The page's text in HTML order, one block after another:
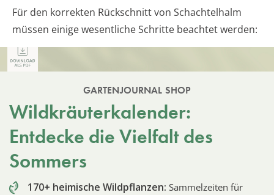
Für den korrekten Rückschnitt von Schachtelhalm
müssen einige wesentliche Schritte beachtet werden:
GARTENJOURNAL SHOP
Wildkräuterkalender:
Entdecke die Vielfalt des
Sommers
170+ heimische Wildpflanzen: Sammelzeiten für